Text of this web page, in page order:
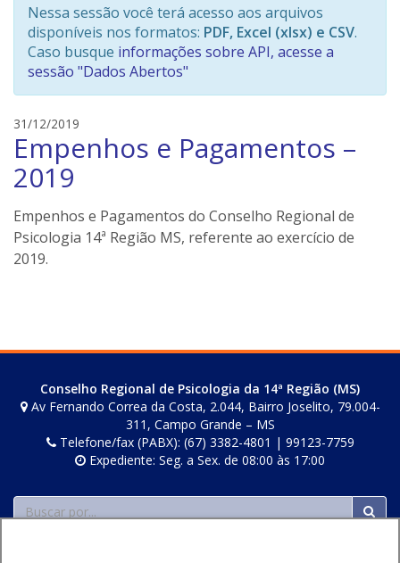
Nessa sessão você terá acesso aos arquivos
disponíveis nos formatos: PDF, Excel (xlsx) e CSV.
Caso busque informações sobre API, acesse a
sessão "Dados Abertos"
31/12/2019
d
s
e
i
Empenhos e Pagamentos –
2019
Empenhos e Pagamentos do Conselho Regional de
Psicologia 14ª Região MS, referente ao exercício de
2019.
Conselho Regional de Psicologia da 14ª Região (MS)
Av Fernando Correa da Costa, 2.044, Bairro Joselito, 79.004-
311, Campo Grande – MS
Telefone/fax (PABX): (67) 3382-4801 | 99123-7759
Expediente: Seg. a Sex. de 08:00 às 17:00
Buscar